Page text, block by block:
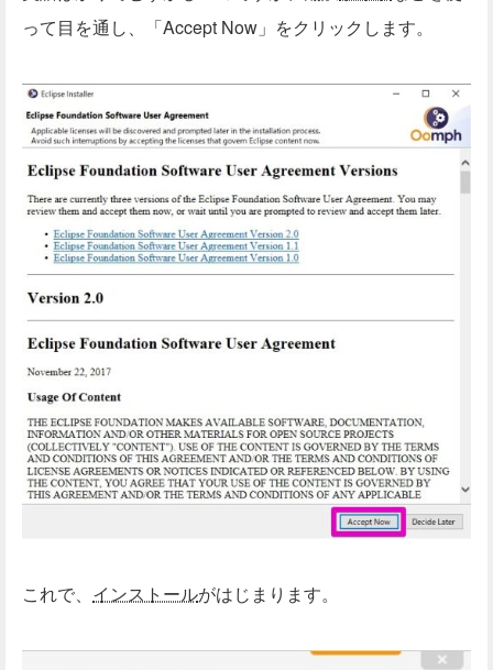
って目を通し、「Accept Now」をクリックします。
これで、 インストールがはじまります。